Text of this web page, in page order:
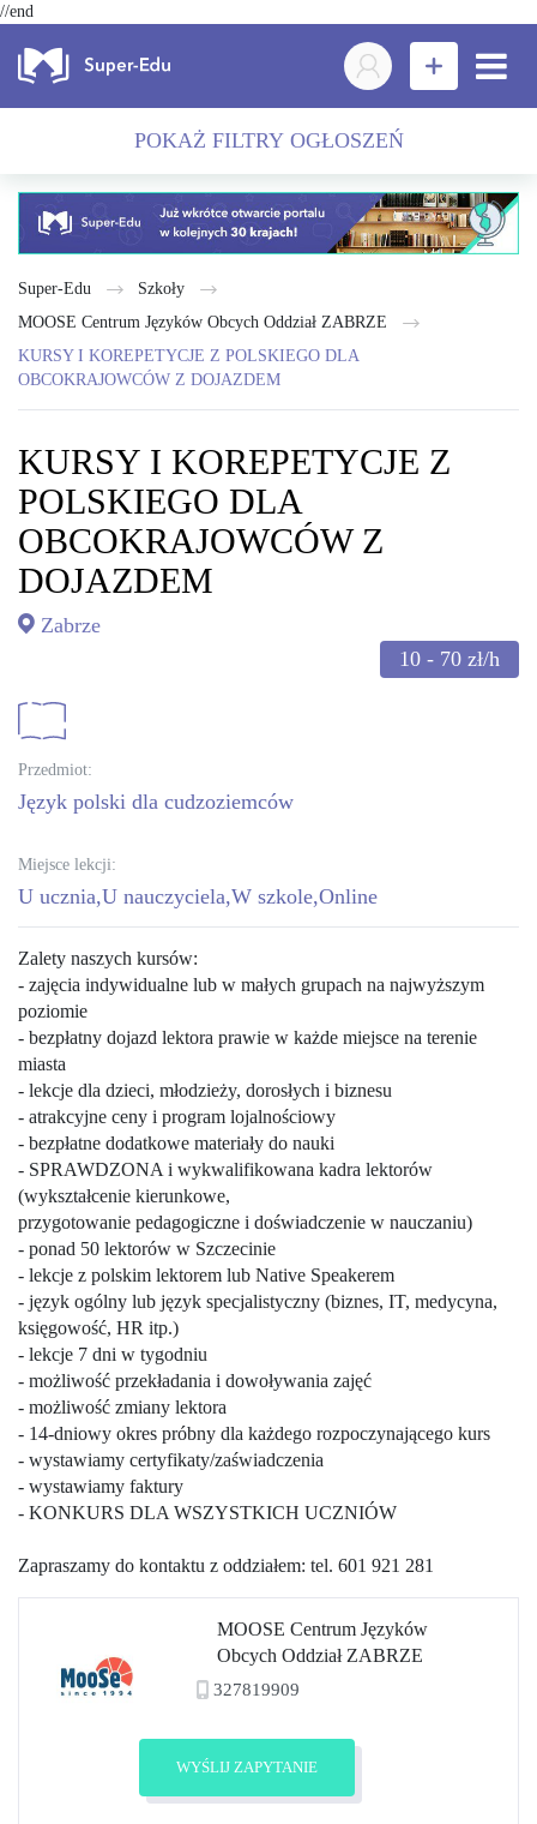
//end
POKAŻ FILTRY OGŁOSZEŃ
Super-Edu
Szkoły
MOOSE Centrum Języków Obcych Oddział ZABRZE
KURSY I KOREPETYCJE Z POLSKIEGO DLA
OBCOKRAJOWCÓW Z DOJAZDEM
KURSY I KOREPETYCJE Z
POLSKIEGO DLA
OBCOKRAJOWCÓW Z
DOJAZDEM
Zabrze
10 - 70 zł/h
Przedmiot:
język polski dla cudzoziemców
Miejsce lekcji:
U ucznia U nauczyciela W szkole Online
Zalety naszych kursów:
- zajęcia indywidualne lub w małych grupach na najwyższym
poziomie
- bezpłatny dojazd lektora prawie w każde miejsce na terenie
miasta
- lekcje dla dzieci, młodzieży, dorosłych i biznesu
- atrakcyjne ceny i program lojalnościowy
- bezpłatne dodatkowe materiały do nauki
- SPRAWDZONA i wykwalifikowana kadra lektorów
(wykształcenie kierunkowe,
przygotowanie pedagogiczne i doświadczenie w nauczaniu)
- ponad 50 lektorów w Szczecinie
- lekcje z polskim lektorem lub Native Speakerem
- język ogólny lub język specjalistyczny (biznes, IT, medycyna,
księgowość, HR itp.)
- lekcje 7 dni w tygodniu
- możliwość przekładania i dowoływania zajęć
- możliwość zmiany lektora
- 14-dniowy okres próbny dla każdego rozpoczynającego kurs
- wystawiamy certyfikaty/zaświadczenia
- wystawiamy faktury
- KONKURS DLA WSZYSTKICH UCZNIÓW
Zapraszamy do kontaktu z oddziałem: tel. 601 921 281
MOOSE Centrum Języków
Obcych Oddział ZABRZE
327819909
WYŚLIJ ZAPYTANIE